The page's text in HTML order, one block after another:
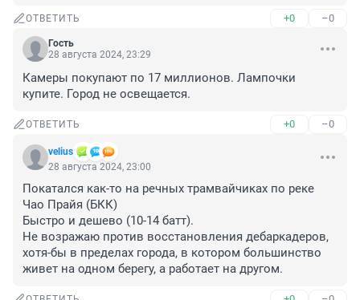
ОТВЕТИТЬ +0 –0
Гость
28 августа 2024, 23:29
Камеры покупают по 17 миллионов. Лампочки
купите. Город не освещается.
ОТВЕТИТЬ +0 –0
velius
28 августа 2024, 23:00
Покатался как-то на речных трамвайчиках по реке
Чао Прайя (БКК)
Быстро и дешево (10-14 батт).
Не возражаю против восстановления дебаркадеров,
хотя-бы в пределах города, в котором большинство
живет на одном берегу, а работает на другом.